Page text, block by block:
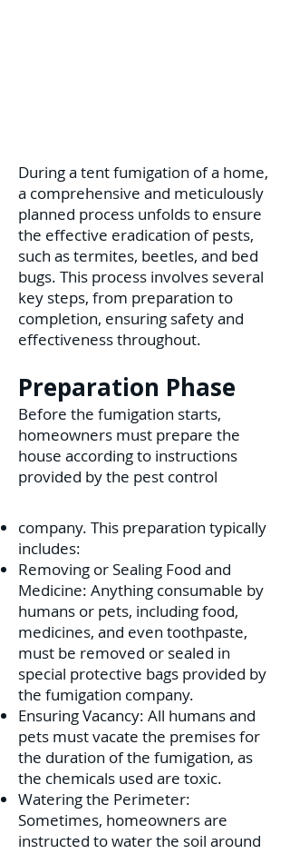
During a tent fumigation of a home,
a comprehensive and meticulously
planned process unfolds to ensure
the effective eradication of pests,
such as termites, beetles, and bed
bugs. This process involves several
key steps, from preparation to
completion, ensuring safety and
effectiveness throughout.
Preparation Phase
Before the fumigation starts,
homeowners must prepare the
house according to instructions
provided by the pest control
company. This preparation typically
includes:
Removing or Sealing Food and
Medicine: Anything consumable by
humans or pets, including food,
medicines, and even toothpaste,
must be removed or sealed in
special protective bags provided by
the fumigation company.
Ensuring Vacancy: All humans and
pets must vacate the premises for
the duration of the fumigation, as
the chemicals used are toxic.
Watering the Perimeter:
Sometimes, homeowners are
instructed to water the soil around